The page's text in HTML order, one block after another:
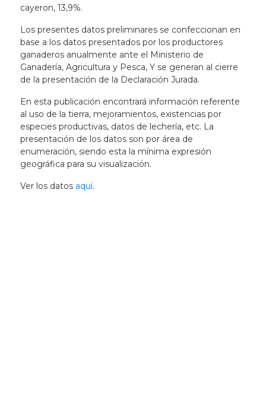
cayeron, 13,9%.
Los presentes datos preliminares se confeccionan en
base a los datos presentados por los productores
ganaderos anualmente ante el Ministerio de
Ganadería, Agricultura y Pesca, Y se generan al cierre
de la presentación de la Declaración Jurada.
En esta publicación encontrará información referente
al uso de la tierra, mejoramientos, existencias por
especies productivas, datos de lechería, etc. La
presentación de los datos son por área de
enumeración, siendo esta la mínima expresión
geográfica para su visualización.
Ver los datos aquí.